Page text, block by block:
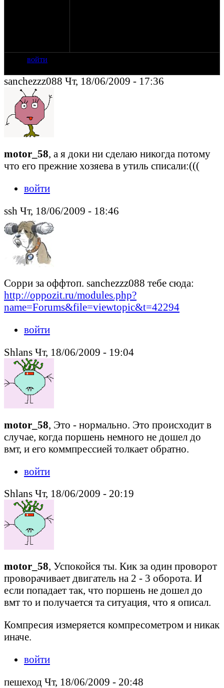
войти
sanchezzz088 Чт, 18/06/2009 - 17:36
motor_58, а я доки ни сделаю никогда потому
что его прежние хозяева в утиль списали:(((
войти
ssh Чт, 18/06/2009 - 18:46
Сорри за оффтоп. sanchezzz088 тебе сюда:
http://oppozit.ru/modules.php?
name=Forums&file=viewtopic&t=42294
войти
Shlans Чт, 18/06/2009 - 19:04
motor_58, Это - нормально. Это происходит в
случае, когда поршень немного не дошел до
вмт, и его коммпрессией толкает обратно.
войти
Shlans Чт, 18/06/2009 - 20:19
motor_58, Успокойся ты. Кик за один проворот
проворачивает двигатель на 2 - 3 оборота. И
если попадает так, что поршень не дошел до
вмт то и получается та ситуация, что я описал.
Компресия измеряется компресометром и никак
иначе.
войти
пешеход Чт, 18/06/2009 - 20:48